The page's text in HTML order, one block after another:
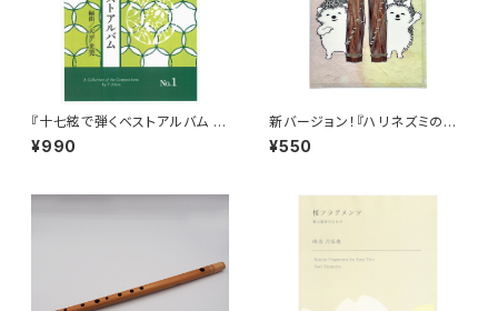
『十七絃で弾くベストアルバム N
o.1』
¥990
新バージョン！『ハリネズミのク
リマツ君』A4クリアファイル
¥550